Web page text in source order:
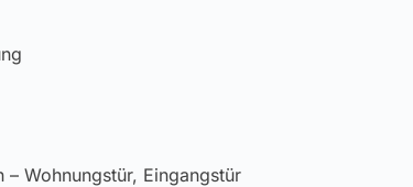
Wohnungstür, Eingangstür